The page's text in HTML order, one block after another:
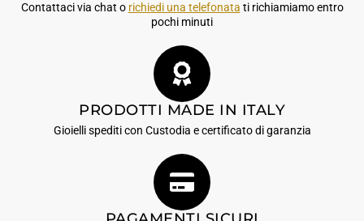
Contattaci via chat o richiedi una telefonata ti richiamiamo entro
pochi minuti
PRODOTTI MADE IN ITALY
Gioielli spediti con Custodia e certificato di garanzia